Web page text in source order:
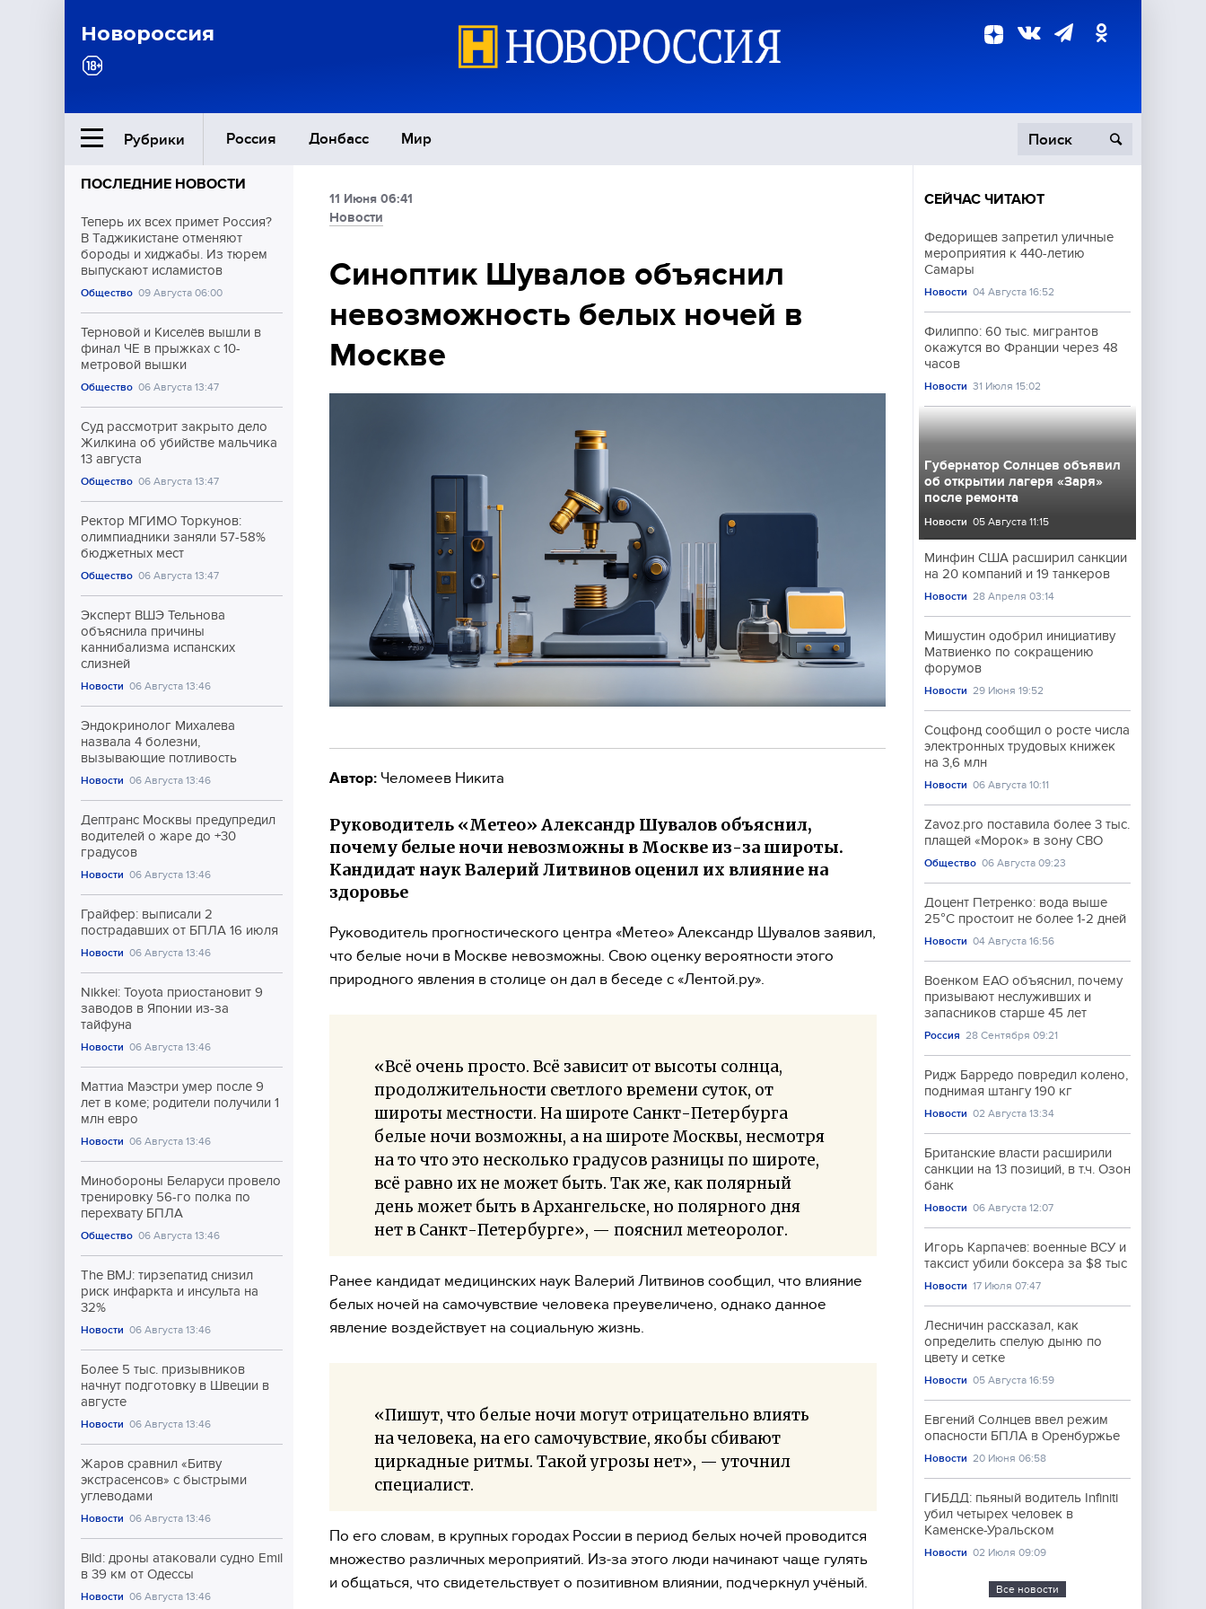
Новороссия
Рубрики Россия Донбасс Мир
Ближний Восток
Общество
Экономика
Происшествия
Культура
Спорт
ПОСЛЕДНИЕ НОВОСТИ
Теперь их всех примет Россия?
В Таджикистане отменяют
бороды и хиджабы. Из тюрем
выпускают исламистов
Общество 09 Августа 06:00
Терновой и Киселёв вышли в
финал ЧЕ в прыжках с 10-
метровой вышки
Общество 06 Августа 13:47
Суд рассмотрит закрыто дело
Жилкина об убийстве мальчика
13 августа
Общество 06 Августа 13:47
Ректор МГИМО Торкунов:
олимпиадники заняли 57-58%
бюджетных мест
Общество 06 Августа 13:47
Эксперт ВШЭ Тельнова
объяснила причины
каннибализма испанских
слизней
Новости 06 Августа 13:46
Эндокринолог Михалева
назвала 4 болезни,
вызывающие потливость
Новости 06 Августа 13:46
Дептранс Москвы предупредил
водителей о жаре до +30
градусов
Новости 06 Августа 13:46
Грайфер: выписали 2
пострадавших от БПЛА 16 июля
Новости 06 Августа 13:46
Nikkei: Toyota приостановит 9
заводов в Японии из-за
тайфуна
Новости 06 Августа 13:46
Маттиа Маэстри умер после 9
лет в коме; родители получили 1
млн евро
Новости 06 Августа 13:46
Минобороны Беларуси провело
тренировку 56-го полка по
перехвату БПЛА
Общество 06 Августа 13:46
The BMJ: тирзепатид снизил
риск инфаркта и инсульта на
32%
Новости 06 Августа 13:46
Более 5 тыс. призывников
начнут подготовку в Швеции в
августе
Новости 06 Августа 13:46
Жаров сравнил «Битву
экстрасенсов» с быстрыми
углеводами
Новости 06 Августа 13:46
Bild: дроны атаковали судно Emil
в 39 км от Одессы
Новости 06 Августа 13:46
11 Июня 06:41
Новости
Синоптик Шувалов объяснил
невозможность белых ночей в
Москве
Автор: Челомеев Никита
Руководитель «Метео» Александр Шувалов объяснил,
почему белые ночи невозможны в Москве из-за широты.
Кандидат наук Валерий Литвинов оценил их влияние на
здоровье
Руководитель прогностического центра «Метео» Александр Шувалов заявил,
что белые ночи в Москве невозможны. Свою оценку вероятности этого
природного явления в столице он дал в беседе с «Лентой.ру».
«Всё очень просто. Всё зависит от высоты солнца,
продолжительности светлого времени суток, от
широты местности. На широте Санкт-Петербурга
белые ночи возможны, а на широте Москвы, несмотря
на то что это несколько градусов разницы по широте,
всё равно их не может быть. Так же, как полярный
день может быть в Архангельске, но полярного дня
нет в Санкт-Петербурге», — пояснил метеоролог.
Ранее кандидат медицинских наук Валерий Литвинов сообщил, что влияние
белых ночей на самочувствие человека преувеличено, однако данное
явление воздействует на социальную жизнь.
«Пишут, что белые ночи могут отрицательно влиять
на человека, на его самочувствие, якобы сбивают
циркадные ритмы. Такой угрозы нет», — уточнил
специалист.
По его словам, в крупных городах России в период белых ночей проводится
множество различных мероприятий. Из-за этого люди начинают чаще гулять
и общаться, что свидетельствует о позитивном влиянии, подчеркнул учёный.
СЕЙЧАС ЧИТАЮТ
Федорищев запретил уличные
мероприятия к 440-летию
Самары
Новости 04 Августа 16:52
Филиппо: 60 тыс. мигрантов
окажутся во Франции через 48
часов
Новости 31 Июля 15:02
Губернатор Солнцев объявил
об открытии лагеря «Заря»
после ремонта
Новости 05 Августа 11:15
Минфин США расширил санкции
на 20 компаний и 19 танкеров
Новости 28 Апреля 03:14
Мишустин одобрил инициативу
Матвиенко по сокращению
форумов
Новости 29 Июня 19:52
Соцфонд сообщил о росте числа
электронных трудовых книжек
на 3,6 млн
Новости 06 Августа 10:11
Zavoz.pro поставила более 3 тыс.
плащей «Морок» в зону СВО
Общество 06 Августа 09:23
Доцент Петренко: вода выше
25°C простоит не более 1-2 дней
Новости 04 Августа 16:56
Военком ЕАО объяснил, почему
призывают неслуживших и
запасников старше 45 лет
Россия 28 Сентября 09:21
Ридж Барредо повредил колено,
поднимая штангу 190 кг
Новости 02 Августа 13:34
Британские власти расширили
санкции на 13 позиций, в т.ч. Озон
банк
Новости 06 Августа 12:07
Игорь Карпачев: военные ВСУ и
таксист убили боксера за $8 тыс
Новости 17 Июля 07:47
Лесничин рассказал, как
определить спелую дыню по
цвету и сетке
Новости 05 Августа 16:59
Евгений Солнцев ввел режим
опасности БПЛА в Оренбуржье
Новости 20 Июня 06:58
ГИБДД: пьяный водитель Infiniti
убил четырех человек в
Каменске-Уральском
Новости 02 Июля 09:09
Все новости